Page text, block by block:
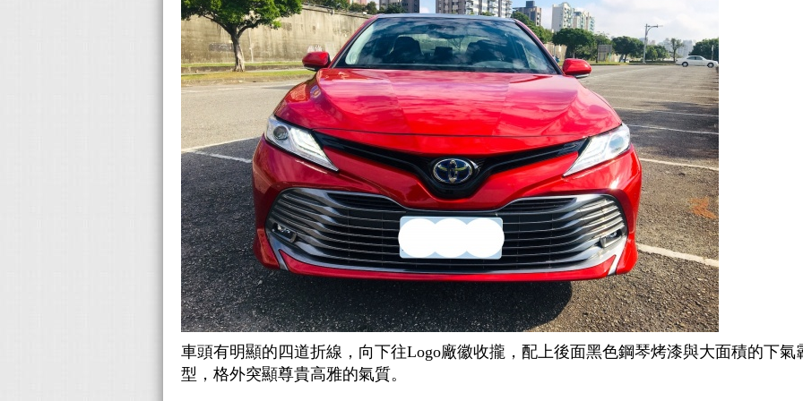
車頭有明顯的四道折線，向下往Logo廠徽收攏，配上後面黑色鋼琴烤漆與大面積的下氣
型，格外突顯尊貴高雅的氣質。